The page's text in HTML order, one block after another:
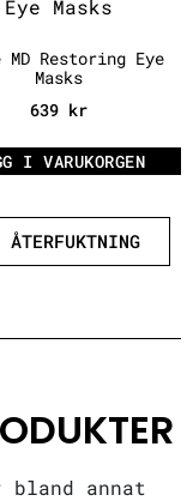
MD Restoring Eye
Masks
639 kr
I VARUKORGEN
annat